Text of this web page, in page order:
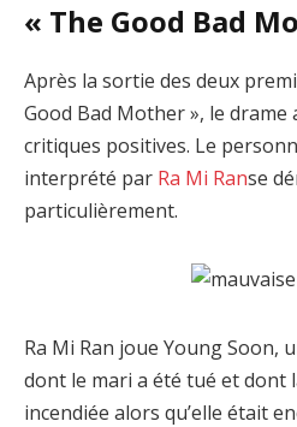
« The Good Bad
Après la sortie des deux
Good Bad Mother », le drame
critiques positives. Le
interprété par Ra Mi Ranse
particulièrement.
Ra Mi Ran joue Young Soon,
dont le mari a été tué et dont
incendiée alors qu’elle était